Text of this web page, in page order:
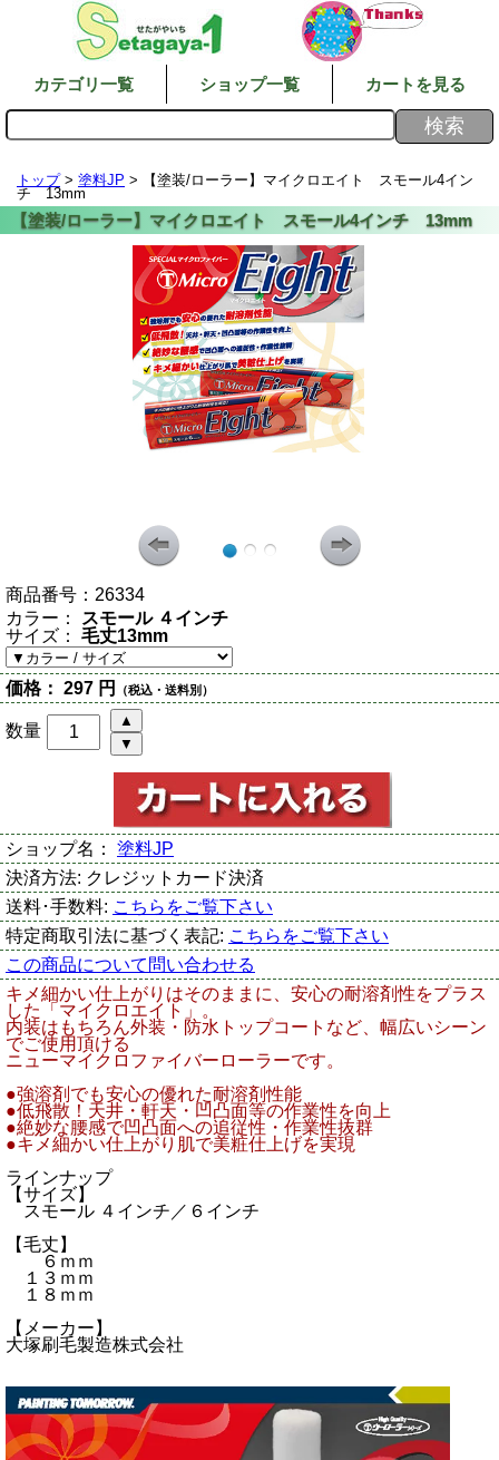
カテゴリ一覧 ショップ一覧 カートを見る
トップ> 塗料JP > 【塗装/ローラー】マイクロエイト スモール4イン
チ 13mm
商品番号： 26334
カラー：
スモール ４インチ
サイズ：
毛丈13mm
価格： 297 円 （税込・送料別）
数量
ショップ名： 塗料JP
決済方法: クレジットカード決済
送料･手数料: こちらをご覧下さい
特定商取引法に基づく表記: こちらをご覧下さい
この商品について問い合わせる
キメ細かい仕上がりはそのままに、安心の耐溶剤性をプラス
した「マイクロエイト」。
内装はもちろん外装・防水トップコートなど、幅広いシーン
でご使用頂ける
ニューマイクロファイバーローラーです。
●強溶剤でも安心の優れた耐溶剤性能
●低飛散！天井・軒天・凹凸面等の作業性を向上
●絶妙な腰感で凹凸面への追従性・作業性抜群
●キメ細かい仕上がり肌で美粧仕上げを実現
ラインナップ
【サイズ】
スモール ４インチ／６インチ
【毛丈】
６ｍｍ
１３ｍｍ
１８ｍｍ
【メーカー】
大塚刷毛製造株式会社